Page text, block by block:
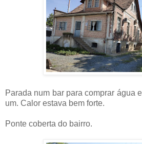
Parada num bar para comprar água
um. Calor estava bem forte.
Ponte coberta do bairro.